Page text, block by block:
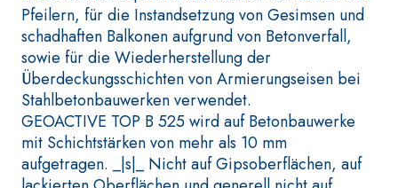
Pfeilern, für die Instandsetzung von Gesimsen und
schadhaften Balkonen aufgrund von Betonverfall,
sowie für die Wiederherstellung der
Überdeckungsschichten von Armierungseisen bei
Stahlbetonbauwerken verwendet.
GEOACTIVE TOP B 525 wird auf Betonbauwerke
mit Schichtstärken von mehr als 10 mm
aufgetragen. _|s|_ Nicht auf Gipsoberflächen, auf
GEOACTIVE R4 40
Polymermodifizierter,
thixotroper und
faserverstärkter
Schnellmörtel bestehend
aus speziellen
sulfatbeständigen
Bindern, für die
VERLEGEGRÜNDE
FASSAFLOOR
auf Anhydrit-
Heizestrichen